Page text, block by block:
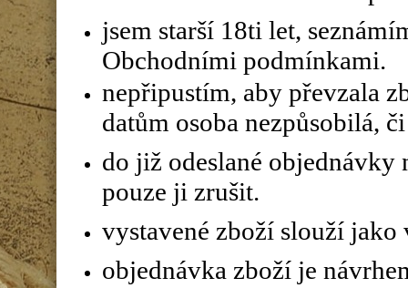
jsem starší 18ti let,
Obchodními podmínkami.
nepřipustím, aby převzala
datům osoba nezpůsobilá,
do již odeslané objednávky
pouze ji zrušit.
vystavené zboží slouží
objednávka zboží je